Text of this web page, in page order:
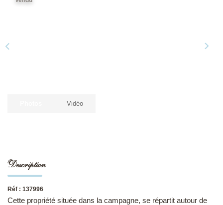
Vidéo
Description
Réf : 137996
Cette propriété située dans la campagne, se répartit autour de